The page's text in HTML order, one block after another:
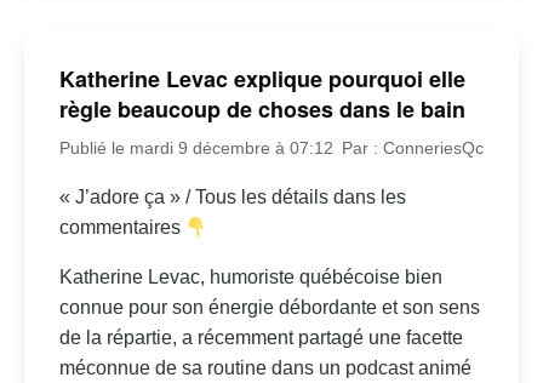
Katherine Levac explique pourquoi elle
règle beaucoup de choses dans le bain
Publié le mardi 9 décembre à 07:12 Par : ConneriesQc
« J’adore ça » / Tous les détails dans les
commentaires
Katherine Levac, humoriste québécoise bien
connue pour son énergie débordante et son sens
de la répartie, a récemment partagé une facette
méconnue de sa routine dans un podcast animé